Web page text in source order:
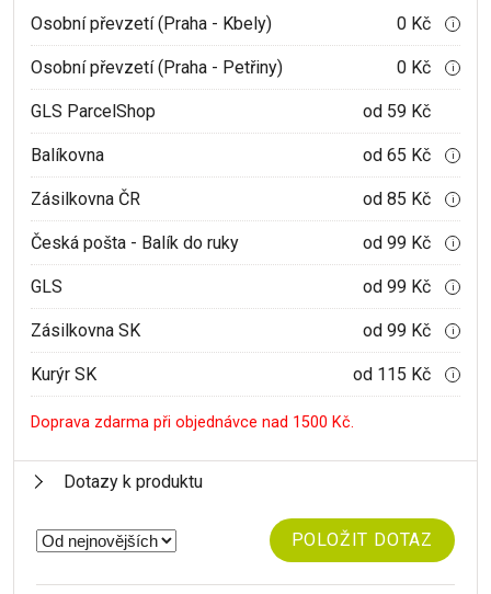
Osobní převzetí (Praha - Kbely)
0 Kč i
Osobní převzetí (Praha - Petřiny) 0 Kč i
GLS ParcelShop od 59 Kč
Balíkovna od 65 Kč i
Zásilkovna ČR od 85 Kč i
Česká pošta - Balík do ruky od 99 Kč i
GLS od 99 Kč i
Zásilkovna SK od 99 Kč i
Kurýr SK od 115 Kč i
Doprava zdarma při objednávce nad 1500 Kč.
Dotazy k produktu
POLOŽIT DOTAZ